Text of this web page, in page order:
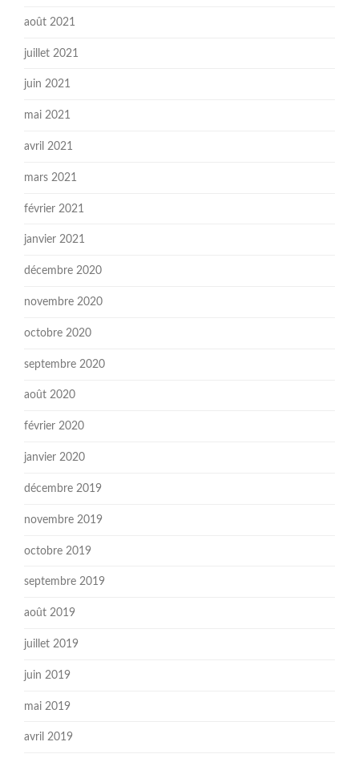
août 2021
juillet 2021
juin 2021
mai 2021
avril 2021
mars 2021
février 2021
janvier 2021
décembre 2020
novembre 2020
octobre 2020
septembre 2020
août 2020
février 2020
janvier 2020
décembre 2019
novembre 2019
octobre 2019
septembre 2019
août 2019
juillet 2019
juin 2019
mai 2019
avril 2019